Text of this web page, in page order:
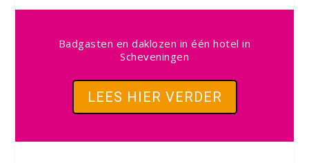
Badgasten en daklozen in één hotel in
Scheveningen
LEES HIER VERDER